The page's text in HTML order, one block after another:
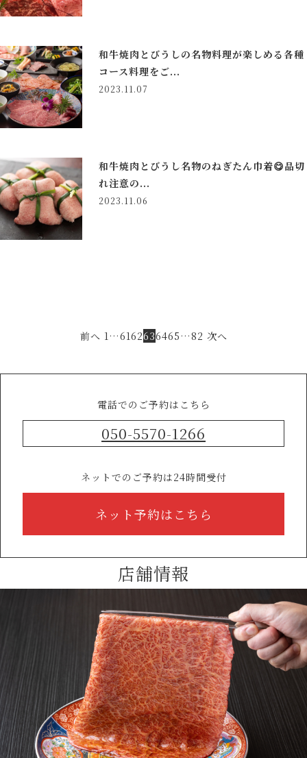
和牛焼肉とびうしの名物料理が楽しめる各種
コース料理をご...
2023.11.07
和牛焼肉とびうし名物のねぎたん巾着😋品切
れ注意の...
2023.11.06
前へ 1…6162636465 …82 次へ
電話でのご予約はこちら
050-5570-1266
ネットでのご予約は24時間受付
ネット予約はこちら
店舗情報